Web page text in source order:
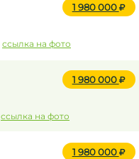
1 980 000
ссылка на фото
1 980 000
ссылка на фото
1 980 000